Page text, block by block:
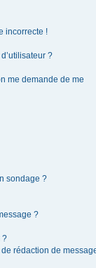
incorrecte !
?
me demande de me
sondage ?
?
?
rédaction de